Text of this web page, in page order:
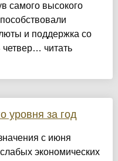
самого высокого
и поддержка со
четвер… читать
уровня за год
с июня
экономических